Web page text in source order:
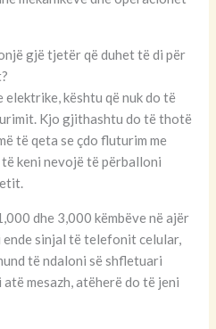
gjë tjetër që duhet të di për
kështu që nuk do të
Kjo gjithashtu do të thotë
të qeta se çdo fluturim me
keni nevojë të përballoni
dhe 3,000 këmbëve në ajër
ende sinjal të telefonit celular,
të ndaloni së shfletuari
mesazh, atëherë do të jeni